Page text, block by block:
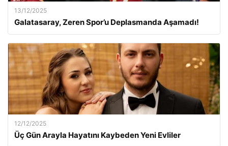
13/12/2025
Galatasaray, Zeren Spor’u Deplasmanda Aşamadı!
12/12/2025
Üç Gün Arayla Hayatını Kaybeden Yeni Evliler